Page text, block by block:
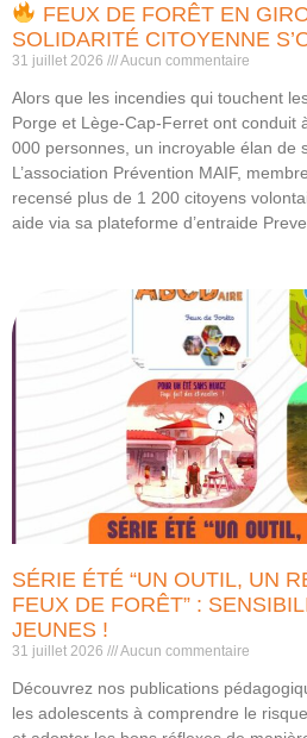
FEUX DE FORÊT EN
SOLIDARITÉ CITOYENNE
31 juillet 2026 Aucun commentaire
Alors que les incendies qui touchent
Porge et Lège-Cap-Ferret ont conduit
000 personnes, un incroyable élan de
L’association Prévention MAIF,
recensé plus de 1 200 citoyens
aide via sa plateforme d’entraide
SÉRIE ÉTÉ “UN OUTIL, UN
FEUX DE FORÊT” :
JEUNES !
31 juillet 2026 Aucun commentaire
Découvrez nos publications
les adolescents à comprendre le